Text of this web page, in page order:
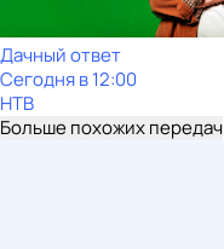
Дачный ответ
Сегодня в 12:00
НТВ
Больше похожих передач